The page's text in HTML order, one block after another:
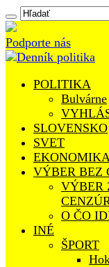
Podporte nás
POLITIKA
Bulvárne
SLOVENSKO
SVET
VÝBER BEZ
VÝBER
O ČO
INÉ
ŠPORT